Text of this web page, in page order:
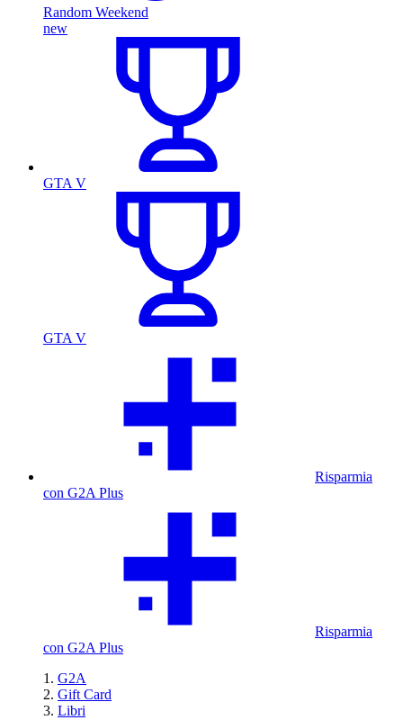
Random Weekend
new
GTA V
GTA V
Risparmia
con G2A Plus
Risparmia
con G2A Plus
G2A
Gift Card
Libri